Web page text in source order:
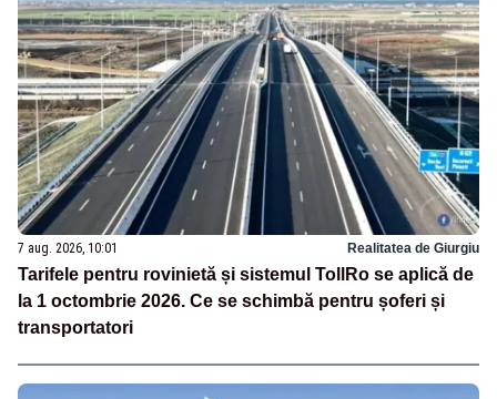
7 aug. 2026, 10:01 Realitatea de Giurgiu
Tarifele pentru rovinietă și sistemul TollRo se aplică de
la 1 octombrie 2026. Ce se schimbă pentru șoferi și
transportatori